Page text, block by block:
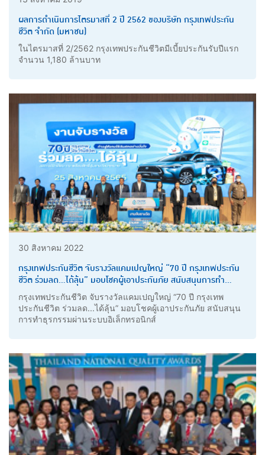
ผลการดำเนินการไตรมาสที่ 2 ปี 2562 ของบริษัท กรุงเทพประกัน
ชีวิต จำกัด (มหาชน)
ในไตรมาสที่ 2/2562 กรุงเทพประกันชีวิตมีเบี้ยประกันรับปีแรก
จำนวน 1,180 ล้านบาท
30 สิงหาคม 2022
กรุงเทพประกันชีวิต จับรางวัลแคมเปญใหญ่ “70 ปี กรุงเทพประกัน
ชีวิต ร่วมลด...ได้ลุ้น” มอบโชคผู้เอาประกันภัย สนับสนุนการทำ
ธุรกรรมผ่านระบบอิเล็กทรอนิกส์
กรุงเทพประกันชีวิต จับรางวัลแคมเปญใหญ่ “70 ปี กรุงเทพ
ประกันชีวิต ร่วมลด...ได้ลุ้น” มอบโชคผู้เอาประกันภัย สนับสนุน
การทำธุรกรรมผ่านระบบอิเล็กทรอนิกส์